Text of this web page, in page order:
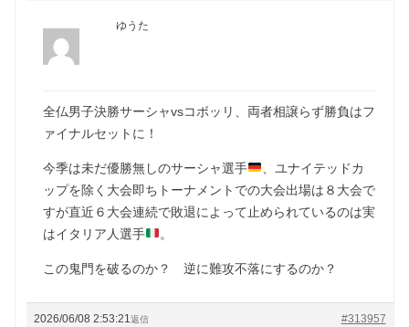
ゆうた
全仏男子決勝サーシャvsコボッリ、両者相譲らず勝負はフ
ァイナルセットに！
今季は未だ優勝無しのサーシャ選手
、ユナイテッドカ
ップを除く大会即ちトーナメントでの大会出場は８大会で
すが直近６大会連続で敗退によって止められているのは実
はイタリア人選手
。
この鬼門を破るのか？ 逆に難攻不落にするのか？
2026/06/08 2:53:21 #313957
返信